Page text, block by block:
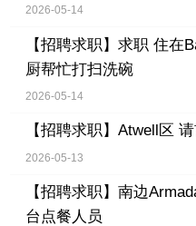
2026-05-14
【招聘求职】 求职 住在
厨帮忙打扫洗碗
2026-05-14
【招聘求职】 Atwell区
2026-05-13
【招聘求职】 南边
台点餐人员